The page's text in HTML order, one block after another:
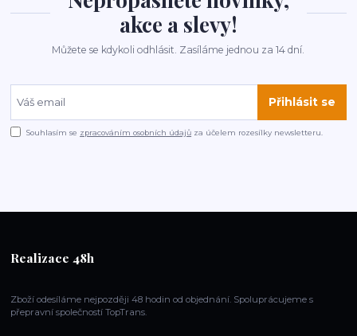
akce a slevy!
Můžete se kdykoli odhlásit. Zasíláme jednou za 14 dní.
Přihlásit se
Souhlasím se zpracováním osobních údajů za účelem rozesílky newsletteru.
Realizace 48h
Zboží odesíláme nejpozději 48 hodin od objednání. Spoluprácujeme s
přepravní společností TopTrans.